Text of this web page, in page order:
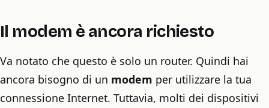
Il modem è ancora richiesto
Va notato che questo è solo un router. Quindi hai
ancora bisogno di un modem per utilizzare la tua
connessione Internet. Tuttavia, molti dei dispositivi